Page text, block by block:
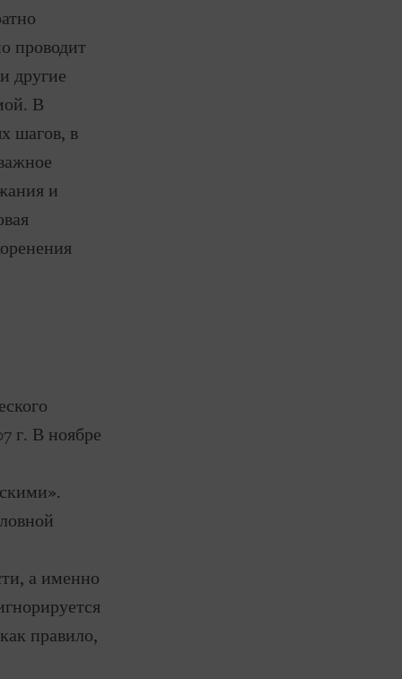
проводит
другие
В
шагов, в
и
г. В ноябре
а именно
правило,